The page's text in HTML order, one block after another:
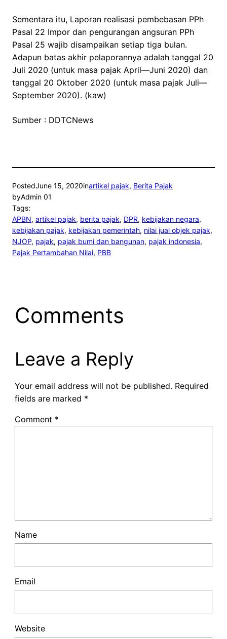
Sementara itu, Laporan realisasi pembebasan PPh
Pasal 22 Impor dan pengurangan angsuran PPh
Pasal 25 wajib disampaikan setiap tiga bulan.
Adapun batas akhir pelaporannya adalah tanggal 20
Juli 2020 (untuk masa pajak April—Juni 2020) dan
tanggal 20 Oktober 2020 (untuk masa pajak Juli—
September 2020). (kaw)
Sumber : DDTCNews
PostedJune 15, 2020inartikel pajak, Berita Pajak
byAdmin 01
Tags:
APBN, artikel pajak, berita pajak, DPR, kebijakan negara
kebijakan pajak, kebijakan pemerintah, nilai jual objek pajak
NJOP, pajak, pajak bumi dan bangunan, pajak indonesia
Pajak Pertambahan Nilai, PBB
Comments
Leave a Reply
Your email address will not be published. Required
fields are marked *
Comment *
Name
Email
Website